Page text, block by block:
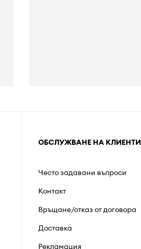
ОБСЛУЖВАНЕ НА КЛИЕНТИ
Често задавани въпроси
Контакт
Връщане/отказ от договора
Доставка
Рекламация